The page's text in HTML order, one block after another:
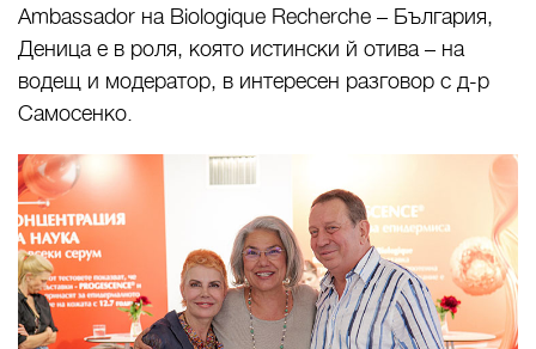
Ambassador на Biologique Recherche – България,
Деница е в роля, която истински й отива – на
водещ и модератор, в интересен разговор с д-р
Самосенко.